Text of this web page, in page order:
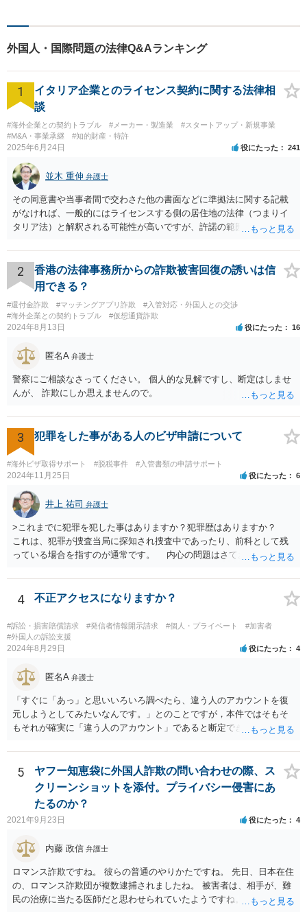
まずはお気軽にご相談くださ
外国人・国際問題の法律Q&Aランキング
1
イタリア企業とのライセンス契約に関する法律相
談
#海外企業との契約トラブル #メーカー・製造業
#スタートアップ・新規事業
#M&A・事業承継
#知的財産・特許
2025年6月24日 役にたった 241
並木 重伸 弁護士
その同意書や当事者間で交わさた他の書面などに準拠法に関する記載
がなければ、一般的にはライセンスする側の居住地の法律（つまりイ
タリア法）と解釈される可能性が高いですが、許諾の範囲が日本国内
あります。 なお、仮に日本法になるとしても、新しい会社との間で契
約が有効かどうかは、ライセンスされた権利の種類（著作権、商標
権、特許権など）や契約の時期などを見て判断する必要があります。
いずれにせよ具体的事情が分からないと確定的な回答は難しいと思わ
れますので、弁護士に直接相談されることをお勧めします。
2
香港の法律事務所からの詐欺被害回復の誘いは信
用できる？
#還付金詐欺 #マッチングアプリ詐欺
#入管対応・外国人との交渉
#海外企業との契約トラブル
#仮想通貨詐欺
2024年8月13日 役にたった 16
匿名A 弁護士
警察にご相談なさってください。 個人的な見解ですし、断定はしませ
んが、 詐欺にしか思えませんので。
3 犯罪をした事がある人のビザ申請について
#海外ビザ取得サポート #脱税事件 #入管書類の申請サポート
2024年11月25日 役にたった 6
井上 祐司 弁護士
>これまでに犯罪を犯した事はありますか？犯罪歴はありますか？
これは、犯罪が捜査当局に探知され捜査中であったり、前科として残
っている場合を指すのが通常です。 内心の問題はさておき、ご質問
4 不正アクセスになりますか？
#訴訟・損害賠償請求 #発信者情報開示請求 #個人・プライベート
#加害者
#外国人の訴訟支援
2024年8月29日 役にたった 4
匿名A 弁護士
「すぐに「あっ」と思いいろいろ調べたら、違う人のアカウントを復
元しようとしてみたいなんです。」とのことですが，本件ではそもそ
もそれが確実に「違う人のアカウント」であると断定できていません
できません。余計な心配でしょう。
5
ヤフー知恵袋に外国人詐欺の問い合わせの際、ス
クリーンショットを添付。プライバシー侵害にあ
たるのか？
2021年9月23日 役にたった 4
内藤 政信 弁護士
ロマンス詐欺ですね。 彼らの普通のやりかたですね。 先日、日本在住
の、ロマンス詐欺団が複数逮捕されましたね。 被害者は、相手が、難
民の治療に当たる医師だと思わせられていたようですね。